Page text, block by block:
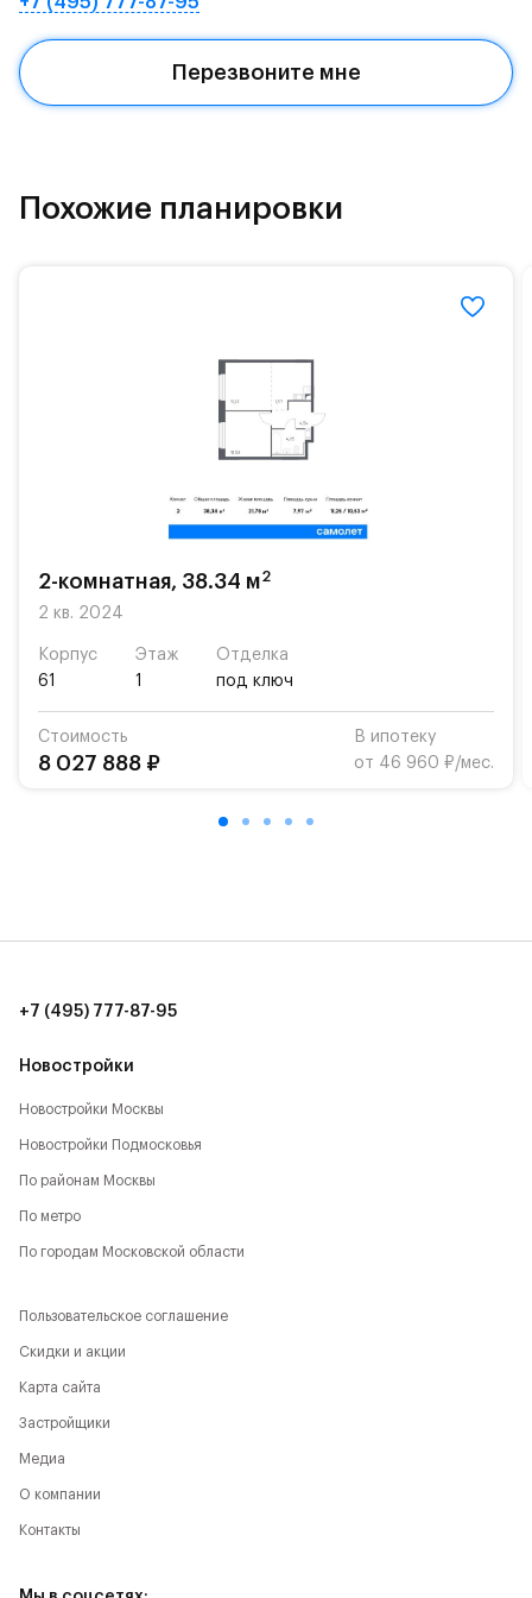
Красногорское и Рублево-Успенское шоссе.
Поблизости расположено новое наземное метро
МЦД «Одинцово».
Территория леса доступна для пеших и
Расположение позволяет вести здоровый образ
жизни и регулярно заниматься спортом, как на
свежем воздухе, так и в спортзале. Для комфортной
жизни есть вся необходимая инфраструктура.
На территории квартала возведут детский сад и
школу. Также для наиболее одарённых детей есть
«Жуковка».
парковки.
Территория квартала приватная, въезд
осуществляется по пропускам.#yan19-2r1439404#
Перезвоните мне
Похожие планировки
2-комнатная, 38.34 м2
2 кв. 2024
Корпус
61
Этаж
1
Отделка
под ключ
Стоимость
8 027 888 ₽
В ипотеку
от 46 960 ₽/мес.
Новостройки
Новостройки Москвы
Новостройки Подмосковья
По районам Москвы
По метро
По городам Московской области
+7 (495) 777-87-95
Пользовательское соглашение
Скидки и акции
Карта сайта
Застройщики
Медиа
О компании
Контакты